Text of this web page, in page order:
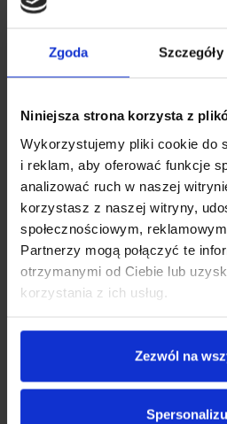
Zgoda Szczegóły
Niniejsza strona korzysta z
Wykorzystujemy pliki cookie do
i reklam, aby oferować funkcje
analizować ruch w naszej
korzystasz z naszej witryny,
społecznościowym,
Partnerzy mogą połączyć te
otrzymanymi od Ciebie lub
korzystania z ich usług.
Zezwól na
Alkomat
119.00zł
Promocja!
Alkomat